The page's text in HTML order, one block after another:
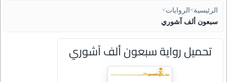
الرئيسية> الروايات>
سبعون ألف آشوري
تحميل رواية سبعون ألف آشوري